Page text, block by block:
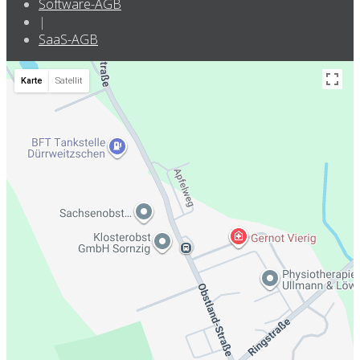
Software-AGB
|
SaaS-AGB
Karte Satellit